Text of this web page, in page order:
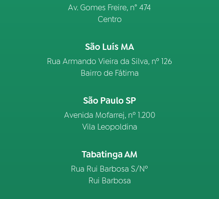
Av. Gomes Freire, n° 474
Centro
São Luís MA
Rua Armando Vieira da Silva, nº 126
Bairro de Fátima
São Paulo SP
Avenida Mofarrej, nº 1.200
Vila Leopoldina
Tabatinga AM
Rua Rui Barbosa S/Nº
Rui Barbosa